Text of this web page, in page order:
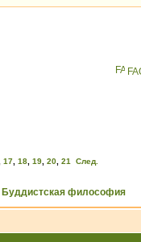
17 18 19 20 21 След.
Буддистская философия